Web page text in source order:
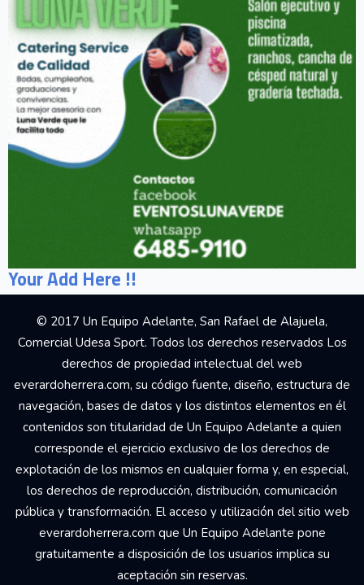
Your Add Here !!
© 2017 Un Equipo Adelante, San Rafael de Alajuela,
Comercial Udesa Sport. Todos los derechos reservados Los
derechos de propiedad intelectual del web
everardoherrera.com, su código fuente, diseño, estructura de
navegación, bases de datos y los distintos elementos en él
contenidos son titularidad de Un Equipo Adelante a quien
corresponde el ejercicio exclusivo de los derechos de
explotación de los mismos en cualquier forma y, en especial,
los derechos de reproducción, distribución, comunicación
pública y transformación. El acceso y utilización del sitio web
everardoherrera.com que Un Equipo Adelante pone
gratuitamente a disposición de los usuarios implica su
aceptación sin reservas.